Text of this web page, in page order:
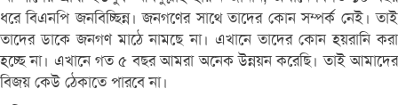
ধরে বিএনপি জনবিচ্ছিন্ন। জনগণের সাথে তাদের কোন সম্পর্ক নেই। তাই
তাদের ডাকে জনগণ মাঠে নামছে না। এখানে তাদের কোন হয়রানি করা
হচ্ছে না। এখানে গত ৫ বছর আমরা অনেক উন্নয়ন করেছি। তাই আমাদের
বিজয় কেউ ঠেকাতে পারবে না।